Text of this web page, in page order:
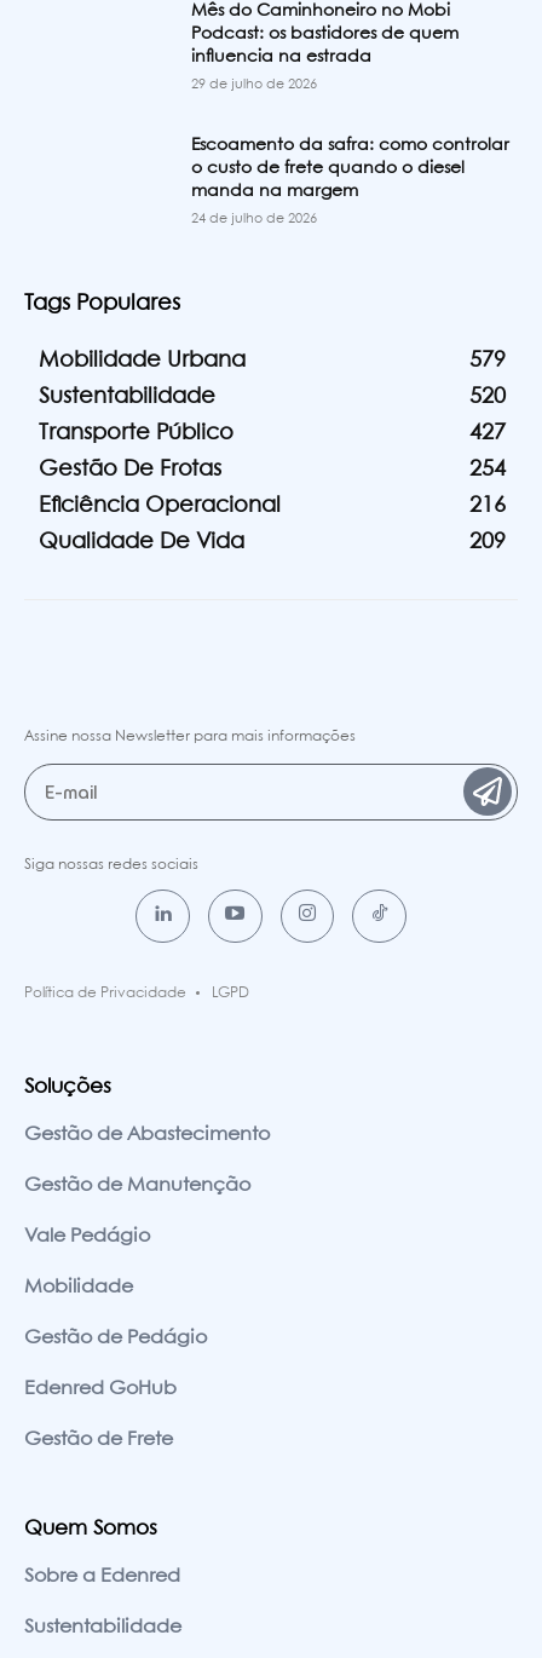
Mês do Caminhoneiro no Mobi
Podcast: os bastidores de quem
influencia na estrada
29 de julho de 2026
Escoamento da safra: como controlar
o custo de frete quando o diesel
manda na margem
24 de julho de 2026
Tags Populares
Mobilidade Urbana
579
Sustentabilidade
520
Transporte Público
427
Gestão De Frotas
254
Eficiência Operacional
216
Qualidade De Vida
209
Assine nossa Newsletter para mais informações
Siga nossas redes sociais
Política de Privacidade LGPD
Soluções
Gestão de Abastecimento
Gestão de Manutenção
Vale Pedágio
Mobilidade
Gestão de Pedágio
Edenred GoHub
Gestão de Frete
Quem Somos
Sobre a Edenred
Sustentabilidade